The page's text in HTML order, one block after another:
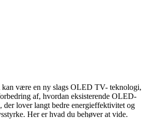
kan være en ny slags OLED TV- teknologi,
af, hvordan eksisterende OLED-
der lover langt bedre energieffektivitet og
Her er hvad du behøver at vide.